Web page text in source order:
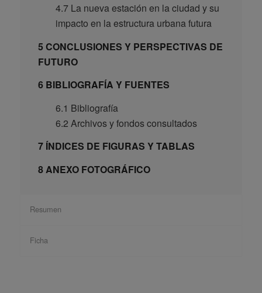
4.7 La nueva estación en la ciudad y su
impacto en la estructura urbana futura
5 CONCLUSIONES Y PERSPECTIVAS DE
FUTURO
6 BIBLIOGRAFÍA Y FUENTES
6.1 Bibliografía
6.2 Archivos y fondos consultados
7 ÍNDICES DE FIGURAS Y TABLAS
8 ANEXO FOTOGRÁFICO
Resumen
Ficha